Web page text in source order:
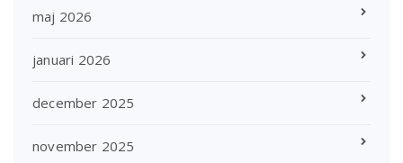
maj 2026
januari 2026
december 2025
november 2025